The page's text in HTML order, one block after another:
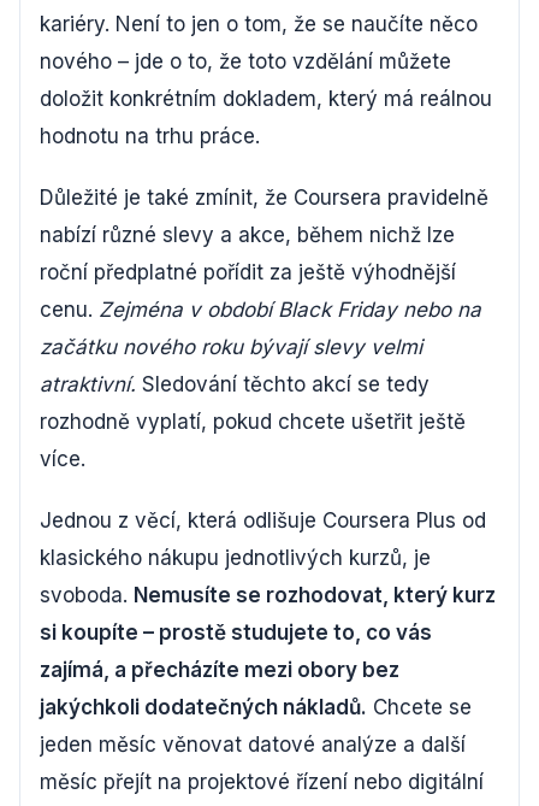
kariéry. Není to jen o tom, že se naučíte něco
nového – jde o to, že toto vzdělání můžete
doložit konkrétním dokladem, který má reálnou
hodnotu na trhu práce.
Důležité je také zmínit, že Coursera pravidelně
nabízí různé slevy a akce, během nichž lze
roční předplatné pořídit za ještě výhodnější
cenu. Zejména v období Black Friday nebo na
začátku nového roku bývají slevy velmi
atraktivní. Sledování těchto akcí se tedy
rozhodně vyplatí, pokud chcete ušetřit ještě
více.
Jednou z věcí, která odlišuje Coursera Plus od
klasického nákupu jednotlivých kurzů, je
svoboda. Nemusíte se rozhodovat, který kurz
si koupíte – prostě studujete to, co vás
zajímá, a přecházíte mezi obory bez
jakýchkoli dodatečných nákladů. Chcete se
jeden měsíc věnovat datové analýze a další
měsíc přejít na projektové řízení nebo digitální